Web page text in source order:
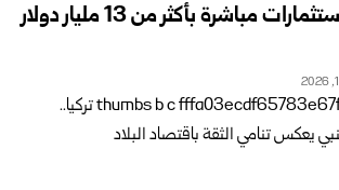
تركيا تستقطب استثمارات مباشرة بأكثر من 13 مليار دولار